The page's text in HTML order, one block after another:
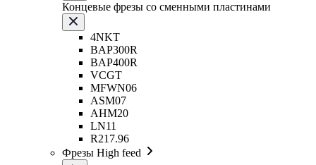
Концевые фрезы со сменными пластинами
4NKT
BAP300R
BAP400R
VCGT
MFWN06
ASM07
AHM20
LN11
R217.96
Фрезы High feed